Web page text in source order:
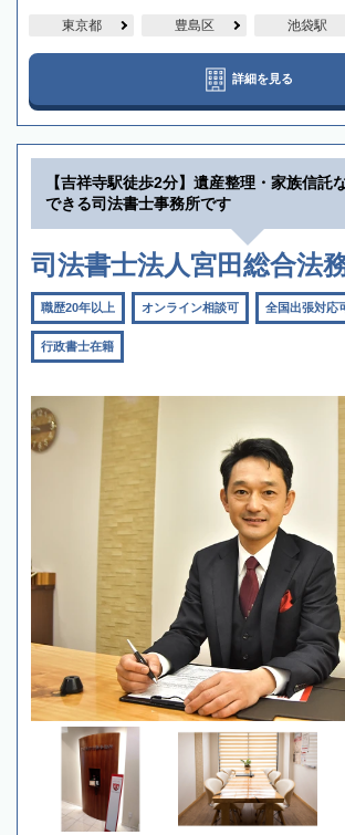
東京都 豊島区 池袋駅
詳細を見る
【吉祥寺駅徒歩2分】遺産整理・家族信託
できる司法書士事務所です
司法書士法人宮田総合法
職歴20年以上 オンライン相談可 全国出張対応
行政書士在籍